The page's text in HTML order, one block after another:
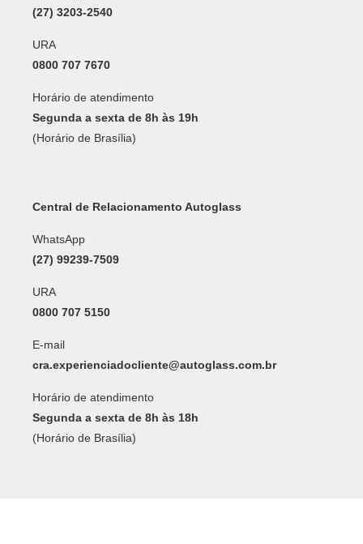
(27) 3203-2540
URA
0800 707 7670
Horário de atendimento
Segunda a sexta de 8h às 19h
(Horário de Brasília)
Central de Relacionamento Autoglass
WhatsApp
(27) 99239-7509
URA
0800 707 5150
E-mail
cra.experienciadocliente@autoglass.com.br
Horário de atendimento
Segunda a sexta de 8h às 18h
(Horário de Brasília)